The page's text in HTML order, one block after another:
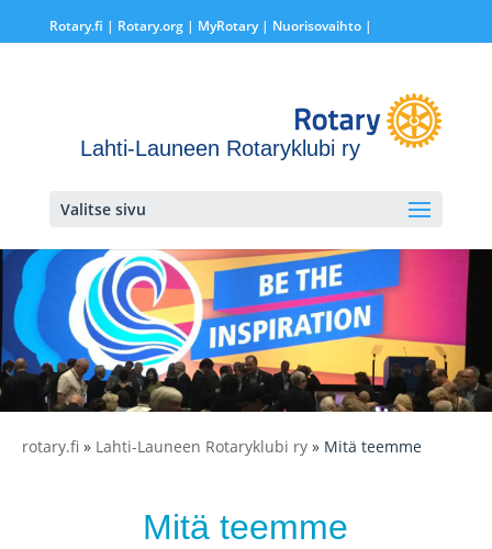
Rotary.fi | Rotary.org| MyRotary | Nuorisovaihto|
Lahti-Launeen Rotaryklubi ry
Valitse sivu
rotary.fi » Lahti-Launeen Rotaryklubi ry » Mitä teemme
Mitä teemme